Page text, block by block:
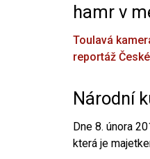
hamr v
Toulavá
reportáž
Národní
Dne 8. února
která je